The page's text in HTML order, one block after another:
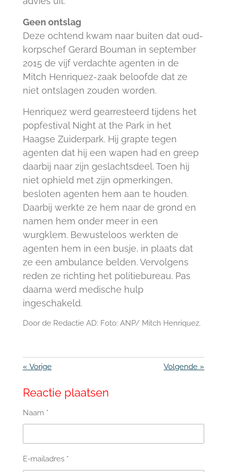
Geen ontslag
Deze ochtend kwam naar buiten dat oud-
korpschef Gerard Bouman in september
2015 de vijf verdachte agenten in de
Mitch Henriquez-zaak beloofde dat ze
niet ontslagen zouden worden.
Henriquez werd gearresteerd tijdens het
popfestival Night at the Park in het
Haagse Zuiderpark. Hij grapte tegen
agenten dat hij een wapen had en greep
daarbij naar zijn geslachtsdeel. Toen hij
niet ophield met zijn opmerkingen,
besloten agenten hem aan te houden.
Daarbij werkte ze hem naar de grond en
namen hem onder meer in een
wurgklem. Bewusteloos werkten de
agenten hem in een busje, in plaats dat
ze een ambulance belden. Vervolgens
reden ze richting het politiebureau. Pas
daarna werd medische hulp
ingeschakeld.
Door de Redactie AD: Foto: ANP/ Mitch Henriquez.
« Vorige Volgende »
Reactie plaatsen
Naam *
E-mailadres *